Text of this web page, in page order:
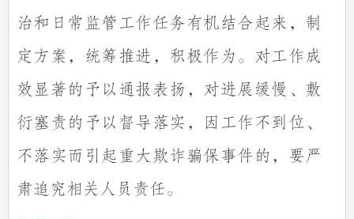
治和日常监管工作任务有机结合起来，制
定方案，统筹推进，积极作为。对工作成
效显著的予以通报表扬，对进展缓慢、敷
衍塞责的予以督导落实，因工作不到位、
不落实而引起重大欺诈骗保事件的，要严
肃追究相关人员责任。